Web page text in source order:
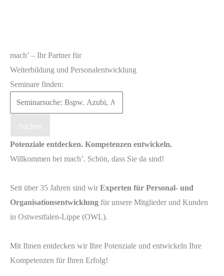
mach’ – Ihr Partner für
Weiterbildung und Personalentwicklung
Seminare finden:
Suchen
Potenziale entdecken. Kompetenzen entwickeln.
Willkommen bei mach’. Schön, dass Sie da sind!
Seit über 35 Jahren sind wir Experten für Personal- und
Organisationsentwicklung für unsere Mitglieder und Kunden
in Ostwestfalen-Lippe (OWL).
Mit Ihnen entdecken wir Ihre Potenziale und entwickeln Ihre
Kompetenzen für Ihren Erfolg!